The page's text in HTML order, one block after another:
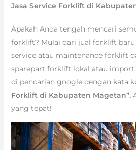
Jasa Service Forklift di
Apakah Anda tengah mencari
forklift? Mulai dari jual forklift baru
service atau maintenance forklift
sparepart forklift lokal atau
di pencarian google dengan kata
Forklift di Kabupaten Magetan”.
yang tepat!